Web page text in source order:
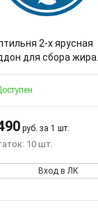
2-х ярусная
для сбора жира...
руб. за 1 шт.
10 шт.
Вход в ЛК